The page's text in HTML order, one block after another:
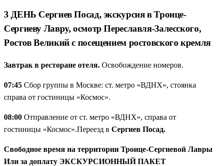
3 ДЕНЬ Сергиев Посад, экскурсия в Троице-
Сергиеву Лавру, осмотр Переславля-Залесского,
Ростов Великий с посещением ростовского кремля
Завтрак в ресторане отеля. Освобождение номеров.
07:45 Сбор группы в Москве: ст. метро «ВДНХ», стоянка
справа от гостиницы «Космос».
08:00 Отправление от ст. метро «ВДНХ», справа от
гостиницы «Космос».Переезд в Сергиев Посад.
Свободное время на территории Троице-Сергиевой Лавры
Или за доплату ЭКСКУРСИОННЫЙ ПАКЕТ